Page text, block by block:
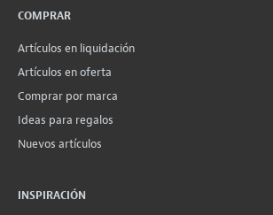
COMPRAR
Artículos en liquidación
Artículos en oferta
Comprar por marca
Ideas para regalos
Nuevos artículos
INSPIRACIÓN